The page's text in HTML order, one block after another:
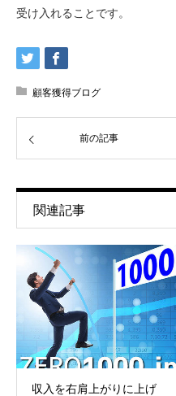
受け入れることです。
顧客獲得ブログ
前の記事
関連記事
収入を右肩上がりに上げ